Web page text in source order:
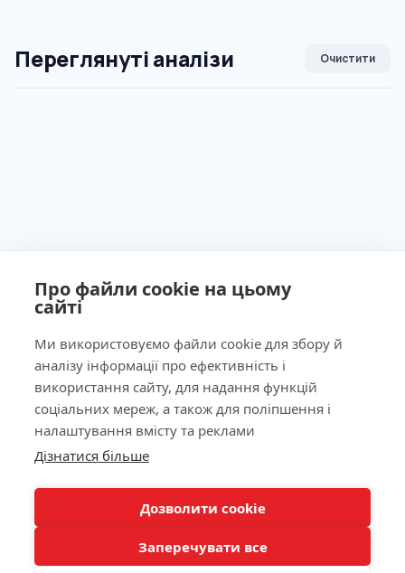
Про файли cookie на цьому
сайті
Ми використовуємо файли cookie для збору й
аналізу інформації про ефективність і
використання сайту, для надання функцій
соціальних мереж, а також для поліпшення і
налаштування вмісту та реклами
Дізнатися більше
Дозволити cookie
Заперечувати все
Переглянуті аналізи Очистити
Ліцензія МОЗ України №603260 від 23.09.2011
Наша адреса
КНОПКА